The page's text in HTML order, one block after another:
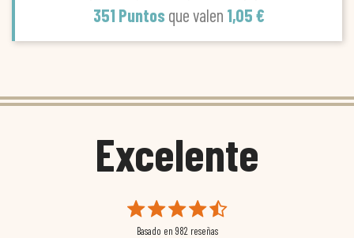
351 Puntos que valen 1,05 €
Excelente
Basado en 982 reseñas